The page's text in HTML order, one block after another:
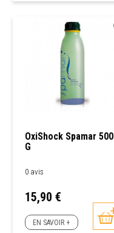
OxiShock Spamar 500
G
0 avis
Prix
15,90 €
EN SAVOIR +